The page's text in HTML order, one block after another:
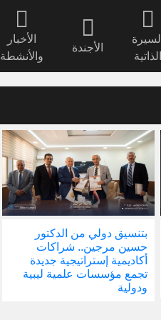
السيرة
الذاتية
الأجندة
الأخبار
والأنشطة
بتنسيق دولي من الدكتور
حسين مرجين.. شراكات
أكاديمية إستراتيجية جديدة
تجمع مؤسسات علمية ليبية
ودولية